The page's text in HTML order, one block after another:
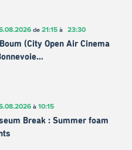
de 21:15à 23:30
(City Open Air Cinema
à 10:15
Break : Summer foam